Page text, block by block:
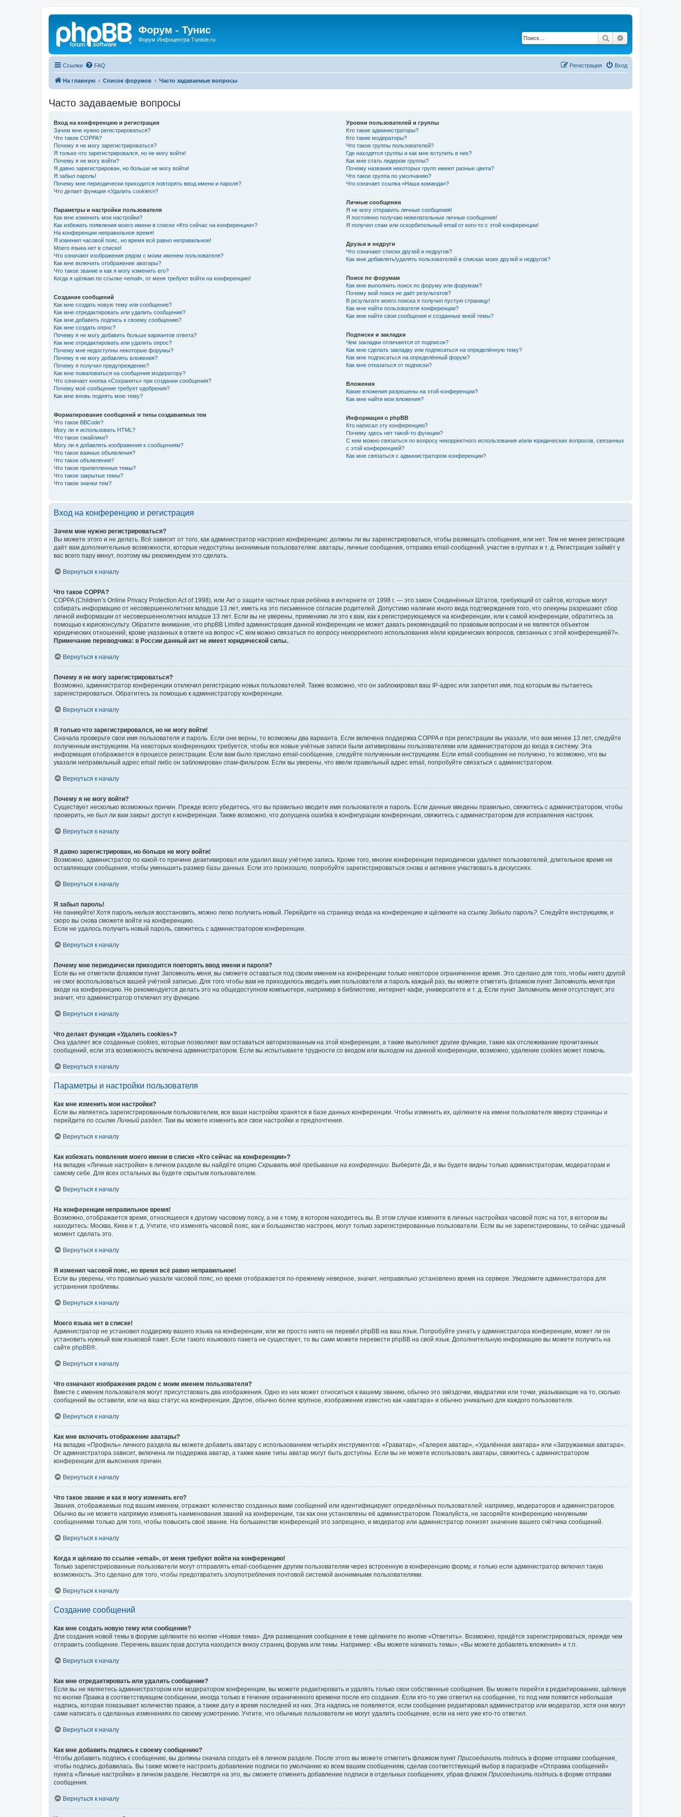
Форум - Тунис
Форум Инфоцентра Tunisie.ru Поиск
Ссылки FAQ Вход
Регистрация
На главную Список форумов Часто задаваемые вопросы
Часто задаваемые вопросы
Вход на конференцию и регистрация
Зачем мне нужно регистрироваться?
Что такое COPPA?
Почему я не могу зарегистрироваться?
Я только что зарегистрировался, но не могу войти!
Почему я не могу войти?
Я давно зарегистрирован, но больше не могу войти!
Я забыл пароль!
Почему мне периодически приходится повторять ввод имени и пароля?
Что делает функция «Удалить cookies»?
Параметры и настройки пользователя
Как мне изменить мои настройки?
Как избежать появления моего имени в списке «Кто сейчас на конференции»?
На конференции неправильное время!
Я изменил часовой пояс, но время всё равно неправильное!
Моего языка нет в списке!
Что означают изображения рядом с моим именем пользователя?
Как мне включить отображение аватары?
Что такое звание и как я могу изменить его?
Когда я щёлкаю по ссылке «email», от меня требуют войти на конференцию!
Создание сообщений
Как мне создать новую тему или сообщение?
Как мне отредактировать или удалить сообщение?
Как мне добавить подпись к своему сообщению?
Как мне создать опрос?
Почему я не могу добавить больше вариантов ответа?
Как мне отредактировать или удалить опрос?
Почему мне недоступны некоторые форумы?
Почему я не могу добавлять вложения?
Почему я получил предупреждение?
Как мне пожаловаться на сообщения модератору?
Что означает кнопка «Сохранить» при создании сообщения?
Почему моё сообщение требует одобрения?
Как мне вновь поднять мою тему?
Форматирование сообщений и типы создаваемых тем
Что такое BBCode?
Могу ли я использовать HTML?
Что такое смайлики?
Могу ли я добавлять изображения к сообщениям?
Что такое важные объявления?
Что такое объявления?
Что такое прилепленные темы?
Что такое закрытые темы?
Что такое значки тем?
Уровни пользователей и группы
Кто такие администраторы?
Кто такие модераторы?
Что такое группы пользователей?
Где находятся группы и как мне вступить в них?
Как мне стать лидером группы?
Почему названия некоторых групп имеют разные цвета?
Что такое группа по умолчанию?
Что означает ссылка «Наша команда»?
Личные сообщения
Я не могу отправить личные сообщения!
Я постоянно получаю нежелательные личные сообщения!
Я получил спам или оскорбительный email от кого-то с этой конференции!
Друзья и недруги
Что означают списки друзей и недругов?
Как мне добавлять/удалять пользователей в списках моих друзей и недругов?
Поиск по форумам
Как мне выполнить поиск по форуму или форумам?
Почему мой поиск не даёт результатов?
В результате моего поиска я получил пустую страницу!
Как мне найти пользователя конференции?
Как мне найти свои сообщения и созданные мной темы?
Подписки и закладки
Чем закладки отличаются от подписок?
Как мне сделать закладку или подписаться на определённую тему?
Как мне подписаться на определённый форум?
Как мне отказаться от подписки?
Вложения
Какие вложения разрешены на этой конференции?
Как мне найти мои вложения?
Информация о phpBB
Кто написал эту конференцию?
Почему здесь нет такой-то функции?
С кем можно связаться по вопросу некорректного использования и/или юридических вопросов, связанных
с этой конференцией?
Как мне связаться с администратором конференции?
Вход на конференцию и регистрация
Зачем мне нужно регистрироваться?
Вы можете этого и не делать. Всё зависит от того, как администратор настроил конференцию: должны ли вы зарегистрироваться, чтобы размещать сообщения, или нет. Тем не менее регистрация
даёт вам дополнительные возможности, которые недоступны анонимным пользователям: аватары, личные сообщения, отправка email-сообщений, участие в группах и т. д. Регистрация займёт у
вас всего пару минут, поэтому мы рекомендуем это сделать.
Вернуться к началу
Что такое COPPA?
COPPA (Children’s Online Privacy Protection Act of 1998), или Акт о защите частных прав ребёнка в интернете от 1998 г. — это закон Соединённых Штатов, требующий от сайтов, которые могут
собирать информацию от несовершеннолетних младше 13 лет, иметь на это письменное согласие родителей. Допустимо наличие иного вида подтверждения того, что опекуны разрешают сбор
личной информации от несовершеннолетних младше 13 лет. Если вы не уверены, применимо ли это к вам, как к регистрирующемуся на конференции, или к самой конференции, обратитесь за
помощью к юрисконсульту. Обратите внимание, что phpBB Limited администрация данной конференции не может давать рекомендаций по правовым вопросам и не является объектом
юридических отношений, кроме указанных в ответе на вопрос «С кем можно связаться по вопросу некорректного использования и/или юридических вопросов, связанных с этой конференцией?».
Примечание переводчика: в России данный акт не имеет юридической силы.
Вернуться к началу
Почему я не могу зарегистрироваться?
Возможно, администратор конференции отключил регистрацию новых пользователей. Также возможно, что он заблокировал ваш IP-адрес или запретил имя, под которым вы пытаетесь
зарегистрироваться. Обратитесь за помощью к администратору конференции.
Вернуться к началу
Я только что зарегистрировался, но не могу войти!
Сначала проверьте свои имя пользователя и пароль. Если они верны, то возможны два варианта. Если включена поддержка COPPA и при регистрации вы указали, что вам менее 13 лет, следуйте
полученным инструкциям. На некоторых конференциях требуется, чтобы все новые учётные записи были активированы пользователями или администратором до входа в систему. Эта
информация отображается в процессе регистрации. Если вам было прислано email-сообщение, следуйте полученным инструкциям. Если email-сообщение не получено, то возможно, что вы
указали неправильный адрес email либо он заблокирован спам-фильтром. Если вы уверены, что ввели правильный адрес email, попробуйте связаться с администратором.
Вернуться к началу
Почему я не могу войти?
Существует несколько возможных причин. Прежде всего убедитесь, что вы правильно вводите имя пользователя и пароль. Если данные введены правильно, свяжитесь с администратором, чтобы
проверить, не был ли вам закрыт доступ к конференции. Также возможно, что допущена ошибка в конфигурации конференции, свяжитесь с администратором для исправления настроек.
Вернуться к началу
Я давно зарегистрирован, но больше не могу войти!
Возможно, администратор по какой-то причине деактивировал или удалил вашу учётную запись. Кроме того, многие конференции периодически удаляют пользователей, длительное время не
оставляющих сообщения, чтобы уменьшить размер базы данных. Если это произошло, попробуйте зарегистрироваться снова и активнее участвовать в дискуссиях.
Вернуться к началу
Я забыл пароль!
Не паникуйте! Хотя пароль нельзя восстановить, можно легко получить новый. Перейдите на страницу входа на конференцию и щёлкните на ссылку Забыли пароль? . Следуйте инструкциям, и
скоро вы снова сможете войти на конференцию.
Если не удалось получить новый пароль, свяжитесь с администратором конференции.
Вернуться к началу
Почему мне периодически приходится повторять ввод имени и пароля?
Если вы не отметили флажком пункт Запомнить меня , вы сможете оставаться под своим именем на конференции только некоторое ограниченное время. Это сделано для того, чтобы никто другой
не смог воспользоваться вашей учётной записью. Для того чтобы вам не приходилось вводить имя пользователя и пароль каждый раз, вы можете отметить флажком пункт Запомнить меня при
входе на конференцию. Не рекомендуется делать это на общедоступном компьютере, например в библиотеке, интернет-кафе, университете и т. д. Если пункт Запомнить меня отсутствует, это
значит, что администратор отключил эту функцию.
Вернуться к началу
Что делает функция «Удалить cookies»?
Она удаляет все созданные cookies, которые позволяют вам оставаться авторизованным на этой конференции, а также выполняют другие функции, такие как отслеживание прочитанных
сообщений, если эта возможность включена администратором. Если вы испытываете трудности со входом или выходом на данной конференции, возможно, удаление cookies может помочь.
Вернуться к началу
Параметры и настройки пользователя
Как мне изменить мои настройки?
Если вы являетесь зарегистрированным пользователем, все ваши настройки хранятся в базе данных конференции. Чтобы изменить их, щёлкните на имени пользователя вверху страницы и
перейдите по ссылке Личный раздел . Там вы можете изменить все свои настройки и предпочтения.
Вернуться к началу
Как избежать появления моего имени в списке «Кто сейчас на конференции»?
На вкладке «Личные настройки» в личном разделе вы найдёте опцию Скрывать моё пребывание на конференции . Выберите Да , и вы будете видны только администраторам, модераторам и
самому себе. Для всех остальных вы будете скрытым пользователем.
Вернуться к началу
На конференции неправильное время!
Возможно, отображается время, относящееся к другому часовому поясу, а не к тому, в котором находитесь вы. В этом случае измените в личных настройках часовой пояс на тот, в котором вы
находитесь: Москва, Киев и т. д. Учтите, что изменять часовой пояс, как и большинство настроек, могут только зарегистрированные пользователи. Если вы не зарегистрированы, то сейчас удачный
момент сделать это.
Вернуться к началу
Я изменил часовой пояс, но время всё равно неправильное!
Если вы уверены, что правильно указали часовой пояс, но время отображается по-прежнему неверное, значит, неправильно установлено время на сервере. Уведомите администратора для
устранения проблемы.
Вернуться к началу
Моего языка нет в списке!
Администратор не установил поддержку вашего языка на конференции, или же просто никто не перевёл phpBB на ваш язык. Попробуйте узнать у администратора конференции, может ли он
установить нужный вам языковой пакет. Если такого языкового пакета не существует, то вы сами можете перевести phpBB на свой язык. Дополнительную информацию вы можете получить на
сайте phpBB®.
Вернуться к началу
Что означают изображения рядом с моим именем пользователя?
Вместе с именем пользователя могут присутствовать два изображения. Одно из них может относиться к вашему званию, обычно это звёздочки, квадратики или точки, указывающие на то, сколько
сообщений вы оставили, или на ваш статус на конференции. Другое, обычно более крупное, изображение известно как «аватара» и обычно уникально для каждого пользователя.
Вернуться к началу
Как мне включить отображение аватары?
На вкладке «Профиль» личного раздела вы можете добавить аватару с использованием четырёх инструментов: «Граватар», «Галерея аватар», «Удалённая аватара» или «Загружаемая аватара».
От администратора зависит, включена ли поддержка аватар, а также какие типы аватар могут быть доступны. Если вы не можете использовать аватары, свяжитесь с администратором
конференции для выяснения причин.
Вернуться к началу
Что такое звание и как я могу изменить его?
Звания, отображаемые под вашим именем, отражают количество созданных вами сообщений или идентифицируют определённых пользователей: например, модераторов и администраторов.
Обычно вы не можете напрямую изменять наименования званий на конференции, так как они установлены её администратором. Пожалуйста, не засоряйте конференцию ненужными
сообщениями только для того, чтобы повысить своё звание. На большинстве конференций это запрещено, и модератор или администратор понизят значение вашего счётчика сообщений.
Вернуться к началу
Когда я щёлкаю по ссылке «email», от меня требуют войти на конференцию!
Только зарегистрированные пользователи могут отправлять email-сообщения другим пользователям через встроенную в конференцию форму, и только если администратор включил такую
возможность. Это сделано для того, чтобы предотвратить злоупотребления почтовой системой анонимными пользователями.
Вернуться к началу
Создание сообщений
Как мне создать новую тему или сообщение?
Для создания новой темы в форуме щёлкните по кнопке «Новая тема». Для размещения сообщения в теме щёлкните по кнопке «Ответить». Возможно, придётся зарегистрироваться, прежде чем
отправить сообщение. Перечень ваших прав доступа находится внизу страниц форума или темы. Например: «Вы можете начинать темы», «Вы можете добавлять вложения» и т.п.
Вернуться к началу
Как мне отредактировать или удалить сообщение?
Если вы не являетесь администратором или модератором конференции, вы можете редактировать и удалять только свои собственные сообщения. Вы можете перейти к редактированию, щёлкнув
по кнопке Правка в соответствующем сообщении, иногда только в течение ограниченного времени после его создания. Если кто-то уже ответил на сообщение, то под ним появится небольшая
надпись, которая показывает количество правок, а также дату и время последней из них. Эта надпись не появляется, если сообщение редактировал администратор или модератор, хотя они могут
сами написать о сделанных изменениях по своему усмотрению. Учтите, что обычные пользователи не могут удалить сообщение, если на него уже кто-то ответил.
Вернуться к началу
Как мне добавить подпись к своему сообщению?
Чтобы добавить подпись к сообщению, вы должны сначала создать её в личном разделе. После этого вы можете отметить флажком пункт Присоединить подпись в форме отправки сообщения,
чтобы подпись добавилась. Вы также можете настроить добавление подписи по умолчанию ко всем вашим сообщениям, сделав соответствующий выбор в параграфе «Отправка сообщений»
пункта «Личные настройки» в личном разделе. Несмотря на это, вы сможете отменить добавление подписи в отдельных сообщениях, убрав флажок Присоединить подпись в форме отправки
сообщения.
Вернуться к началу